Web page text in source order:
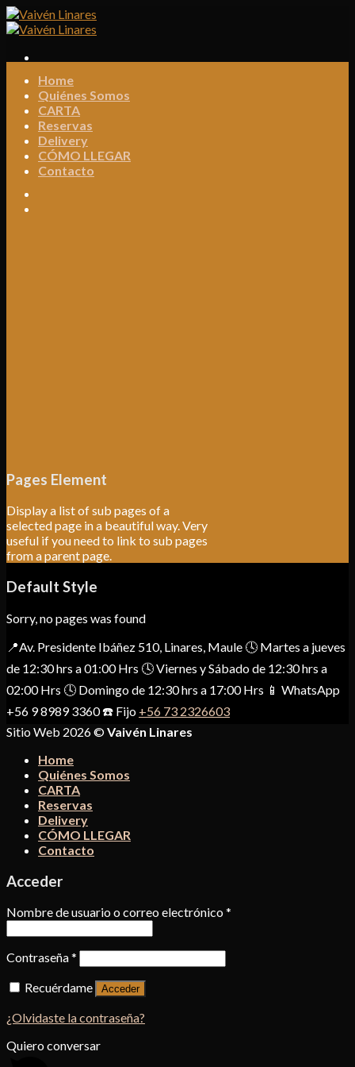
Skip
to
Home
Quiénes Somos
CARTA
Reservas
Delivery
CÓMO LLEGAR
Contacto
Pages Element
Display a list of sub pages of a
selected page in a beautiful way. Very
useful if you need to link to sub pages
from a parent page.
Default Style
Sorry, no pages was found
📍Av. Presidente Ibáñez 510, Linares, Maule 🕓 Martes a jueves
de 12:30 hrs a 01:00 Hrs 🕓 Viernes y Sábado de 12:30 hrs a
02:00 Hrs 🕓 Domingo de 12:30 hrs a 17:00 Hrs 📱 WhatsApp
+56 9 8989 3360 ☎️ Fijo +56 73 2326603
Sitio Web 2026 ©Vaivén Linares
Home
Quiénes Somos
CARTA
Reservas
Delivery
CÓMO LLEGAR
Contacto
Acceder
Nombre de usuario o correo electrónico*
Contraseña*
Recuérdame
Acceder
¿Olvidaste la contraseña?
Quiero conversar